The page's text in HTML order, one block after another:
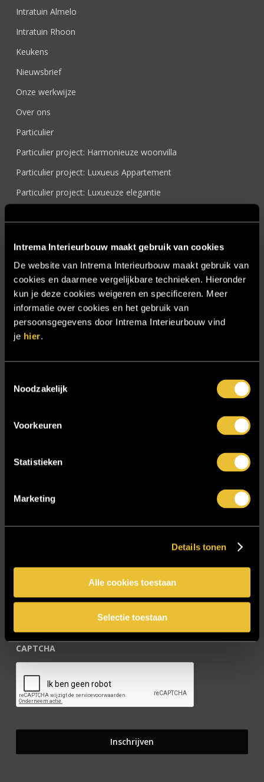
Intrema Interieurbouw maakt gebruik van cookies
De website van Intrema Interieurbouw maakt gebruik van
cookies en daarmee vergelijkbare technieken. Hieronder
kun je deze cookies weigeren en specificeren. Meer
informatie over cookies en het gebruik van
persoonsgegevens door Intrema Interieurbouw vind
je hier.
Noodzakelijk
Voorkeuren
Statistieken
Marketing
Details tonen
Alle cookies toestaan
Selectie toestaan
Intratuin Almelo
Intratuin Rhoon
Keukens
Nieuwsbrief
Onze werkwijze
Over ons
Particulier
Particulier project: Harmonieuze woonvilla
Particulier project: Luxueus Appartement
Particulier project: Luxueuze elegantie
Particulier project: Woonvilla met exclusief maatwerk
Projecten
Referenties
Samenwerken
Sensire
Trebbe MiddenWest
Zakelijk
CAPTCHA